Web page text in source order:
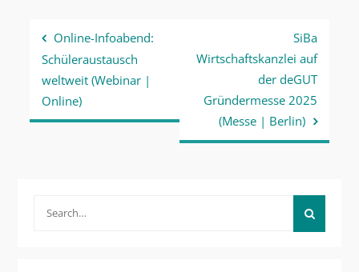
Beitragsnavigation
Online-Infoabend:
Schüleraustausch
weltweit (Webinar |
Online)
SiBa
Wirtschaftskanzlei auf
der deGUT
Gründermesse 2025
(Messe | Berlin)